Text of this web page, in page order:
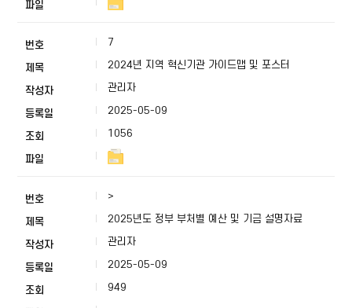
7
2024년 지역 혁신기관 가이드맵 및 포스터
관리자
2025-05-09
1056
>
2025년도 정부 부처별 예산 및 기금 설명자료
관리자
2025-05-09
949